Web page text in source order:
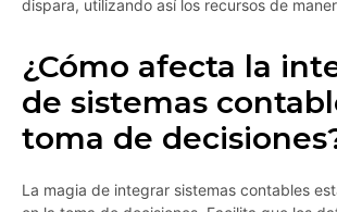
dispara, utilizando así los recursos de
¿Cómo afecta la
de sistemas
toma de
La magia de integrar sistemas contables